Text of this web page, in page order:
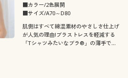
■カラー/2色展開
■サイズ/A70～D80
肌側はすべて綿混素材のやさしさ仕上げ
が人気の理由!ブラストレスを軽減する
「Tシャツみたいなブラ®」の薄手で軽